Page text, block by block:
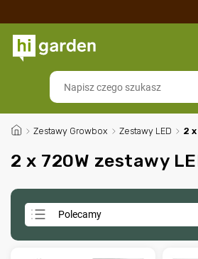
/ Zestawy Growbox / Zestawy LED / 2
2 x 720W zestawy
Polecamy